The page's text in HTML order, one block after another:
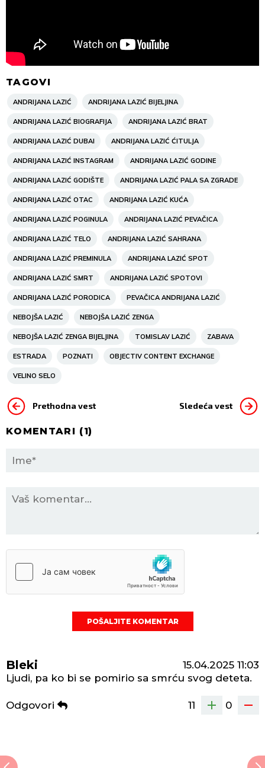
TAGOVI
ANDRIJANA LAZIĆ ANDRIJANA LAZIĆ BIJELJINA
ANDRIJANA LAZIĆ BIOGRAFIJA ANDRIJANA LAZIĆ BRAT
ANDRIJANA LAZIĆ DUBAI ANDRIJANA LAZIĆ ĆITULJA
ANDRIJANA LAZIĆ INSTAGRAM ANDRIJANA LAZIĆ GODINE
ANDRIJANA LAZIĆ GODIŠTE ANDRIJANA LAZIĆ PALA SA ZGRADE
ANDRIJANA LAZIĆ OTAC ANDRIJANA LAZIĆ KUĆA
ANDRIJANA LAZIĆ POGINULA ANDRIJANA LAZIĆ PEVAČICA
ANDRIJANA LAZIĆ TELO ANDRIJANA LAZIĆ SAHRANA
ANDRIJANA LAZIĆ PREMINULA ANDRIJANA LAZIĆ SPOT
ANDRIJANA LAZIĆ SMRT ANDRIJANA LAZIĆ SPOTOVI
ANDRIJANA LAZIĆ PORODICA PEVAČICA ANDRIJANA LAZIĆ
NEBOJŠA LAZIĆ NEBOJŠA LAZIĆ ZENGA
NEBOJŠA LAZIĆ ZENGA BIJELJINA TOMISLAV LAZIĆ ZABAVA
ESTRADA POZNATI OBJECTIV CONTENT EXCHANGE
VELINO SELO
Prethodna vest Sledeća vest
KOMENTARI (1)
POŠALJITE KOMENTAR
Bleki 15.04.2025 11:03
Ljudi, pa ko bi se pomirio sa smrću svog deteta.
Odgovori 11 0